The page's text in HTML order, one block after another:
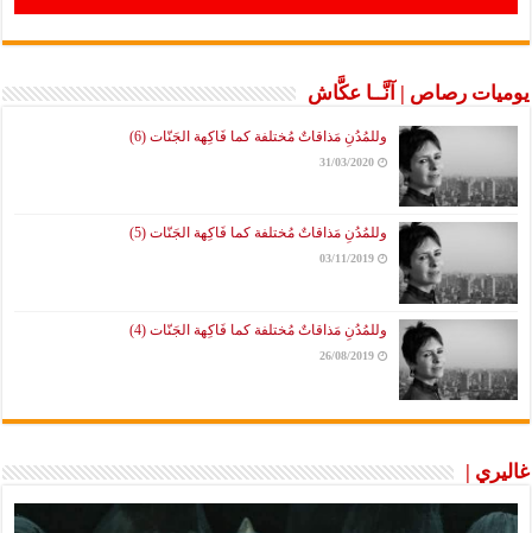
يوميات رصاص | آنَّــا عكَّاش
وللمُدُنِ مَذاقاتٌ مُختلفة كما فَاكِهة الجَنّات (6)
31/03/2020
وللمُدُنِ مَذاقاتٌ مُختلفة كما فَاكِهة الجَنّات (5)
03/11/2019
وللمُدُنِ مَذاقاتٌ مُختلفة كما فَاكِهة الجَنّات (4)
26/08/2019
غاليري |